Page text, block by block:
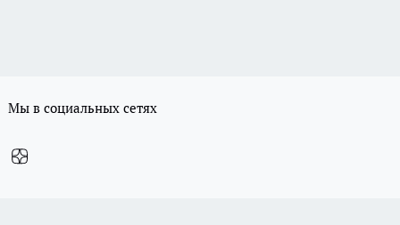
Мы в социальных сетях